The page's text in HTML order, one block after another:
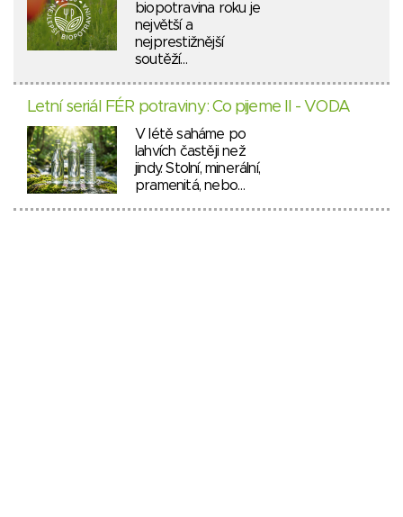
biopotravina roku je
největší a
nejprestižnější
soutěží…
Letní seriál FÉR potraviny: Co pijeme II - VODA
V létě saháme po
lahvích častěji než
jindy. Stolní, minerální,
pramenitá, nebo…